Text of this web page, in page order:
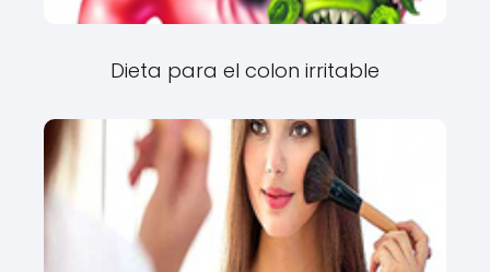
Dieta para el colon irritable